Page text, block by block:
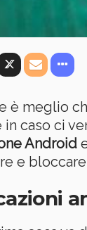
è meglio
caso ci
Android
e